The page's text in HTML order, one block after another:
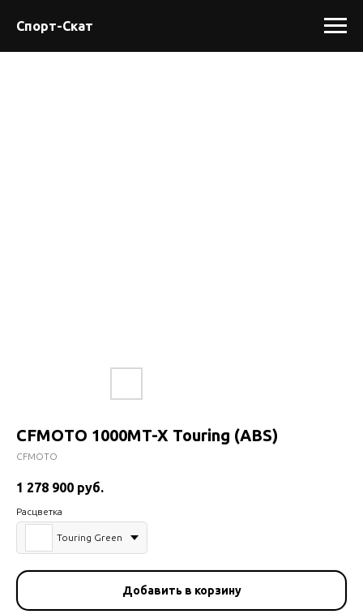
Спорт-Скат
CFMOTO 1000MT-X Touring (ABS)
CFMOTO
1 278 900 руб.
Расцветка
Touring Green
Добавить в корзину